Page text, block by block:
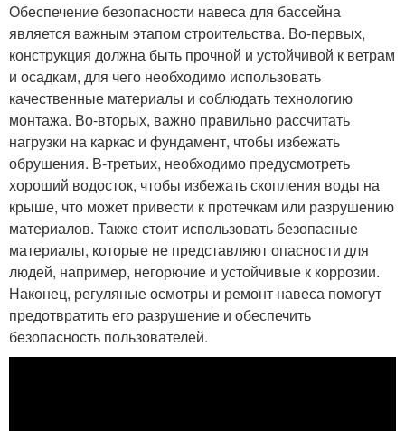
Обеспечение безопасности навеса для бассейна
является важным этапом строительства. Во-первых,
конструкция должна быть прочной и устойчивой к ветрам
и осадкам, для чего необходимо использовать
качественные материалы и соблюдать технологию
монтажа. Во-вторых, важно правильно рассчитать
нагрузки на каркас и фундамент, чтобы избежать
обрушения. В-третьих, необходимо предусмотреть
хороший водосток, чтобы избежать скопления воды на
крыше, что может привести к протечкам или разрушению
материалов. Также стоит использовать безопасные
материалы, которые не представляют опасности для
людей, например, негорючие и устойчивые к коррозии.
Наконец, регуляные осмотры и ремонт навеса помогут
предотвратить его разрушение и обеспечить
безопасность пользователей.